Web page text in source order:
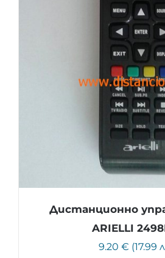
Дистанционно
ARIELLI
9.20 € (17.99